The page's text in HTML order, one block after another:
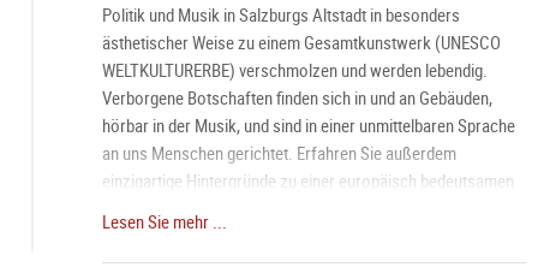
Politik und Musik in Salzburgs Altstadt in besonders
ästhetischer Weise zu einem Gesamtkunstwerk (UNESCO
WELTKULTURERBE) verschmolzen und werden lebendig.
Verborgene Botschaften finden sich in und an Gebäuden,
hörbar in der Musik, und sind in einer unmittelbaren Sprache
an uns Menschen gerichtet. Erfahren Sie außerdem
einzigartige Hintergründe zu einer europäisch bedeutsamen
Städtekulisse Mitteleuropas.
Lesen Sie mehr ...